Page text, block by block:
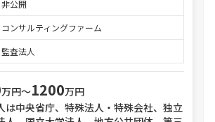
非公開
コンサルティングファーム
監査法人
万円〜1200万円
は中央省庁、特殊法人・特殊会社、独立